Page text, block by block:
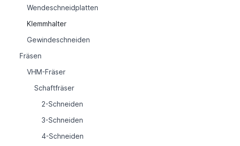
Wendeschneidplatten
Klemmhalter
Gewindeschneiden
Fräsen
VHM-Fräser
Schaftfräser
2-Schneiden
3-Schneiden
4-Schneiden